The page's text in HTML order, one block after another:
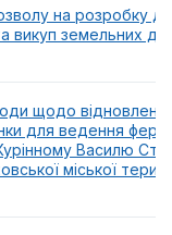
на розробку
викуп земельних
щодо
для ведення
Василю
міської